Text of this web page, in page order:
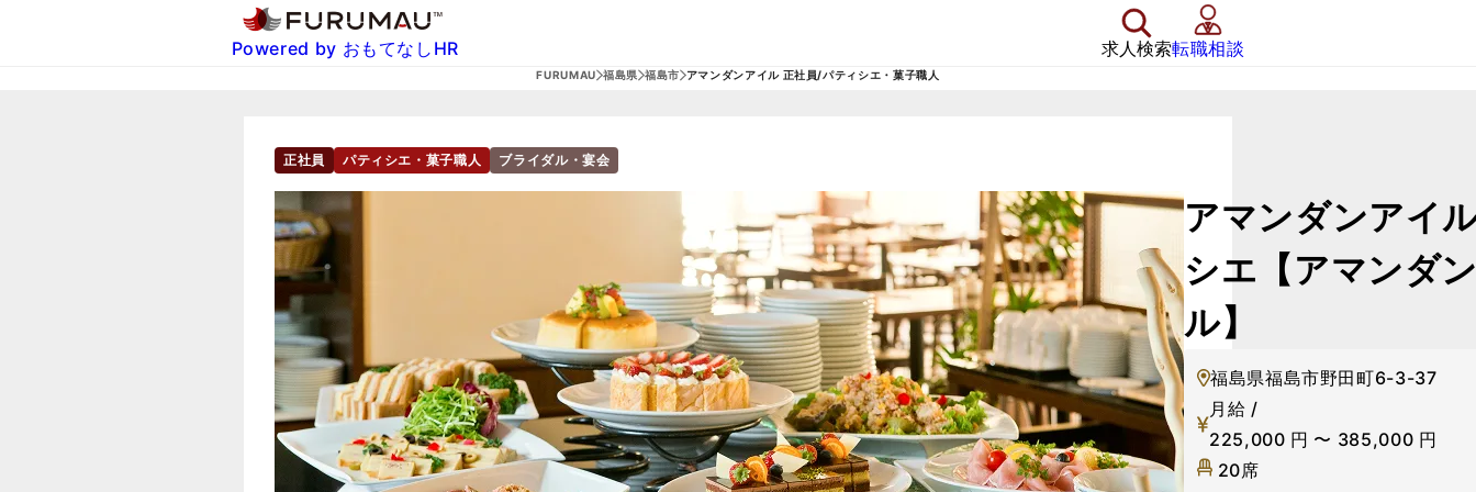
Powered by おもてなしHR 求人検索転職相談
FURUMAU 福島県 福島市 アマンダンアイル 正社員/パティシエ・菓子職人
正社員 パティシエ・菓子職人 ブライダル・宴会
アマンダンアイ
シエ【アマンダ
ル】
福島県福島市野田町6-3-37
月給 /
225,000 円 〜 385,000 円
20席